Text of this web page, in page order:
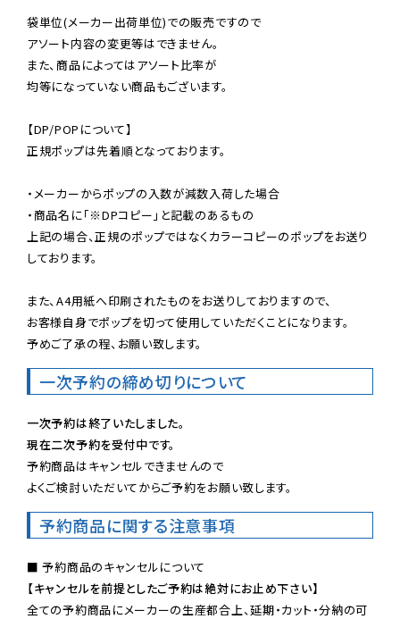
袋単位(メーカー出荷単位)での販売ですので
アソート内容の変更等はできません。
また、商品によってはアソート比率が
均等になっていない商品もございます。
【DP/POPについて】
正規ポップは先着順となっております。
・メーカーからポップの入数が減数入荷した場合
・商品名に「※DPコピー」と記載のあるもの
上記の場合、正規のポップではなくカラーコピーのポップをお送り
しております。
また、A4用紙へ印刷されたものをお送りしておりますので、
お客様自身でポップを切って使用していただくことになります。
予めご了承の程、お願い致します。
一次予約の締め切りについて
一次予約は終了いたしました。
現在二次予約を受付中です。
予約商品はキャンセルできませんので
よくご検討いただいてからご予約をお願い致します。
予約商品に関する注意事項
【キャンセルを前提としたご予約は絶対にお止め下さい】
全ての予約商品にメーカーの生産都合上、延期・カット・分納の可